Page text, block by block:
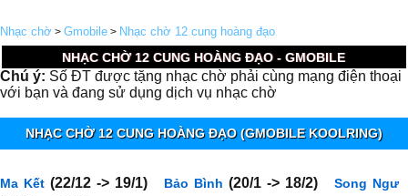
Nhạc chờ > Gmobile > Nhạc chờ 12 cung hoàng đạo
NHẠC CHỜ 12 CUNG HOÀNG ĐẠO - GMOBILE
Chú ý: Số ĐT được tặng nhạc chờ phải cùng mạng điện thoại
với bạn và đang sử dụng dịch vụ nhạc chờ
NHẠC CHỜ 12 CUNG HOÀNG ĐẠO (GMOBILE KOOLRING)
Ma Kết (22/12 -> 19/1) Bảo Bình (20/1 -> 18/2) Song Ngư